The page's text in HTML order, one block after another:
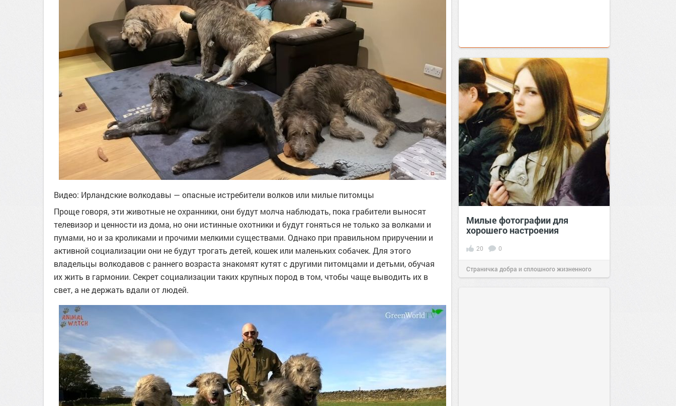
Видео: Ирландские волкодавы — опасные истребители волков или милые питомцы
Проще говоря, эти животные не охранники, они будут молча наблюдать, пока грабители выносят
телевизор и ценности из дома, но они истинные охотники и будут гоняться не только за волками и
пумами, но и за кроликами и прочими мелкими существами. Однако при правильном приручении и
активной социализации они не будут трогать детей, кошек или маленьких собачек. Для этого
владельцы волкодавов с раннего возраста знакомят кутят с другими питомцами и детьми, обучая
их жить в гармонии. Секрет социализации таких крупных пород в том, чтобы чаще выводить их в
свет, а не держать вдали от людей.
Милые фотографии для
хорошего настроения
20 0
Страничка добра и сплошного жизненного